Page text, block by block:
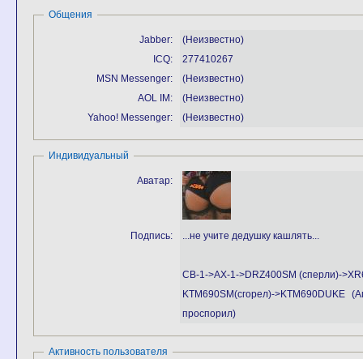
Общения
Jabber:
(Неизвестно)
ICQ:
277410267
MSN Messenger:
(Неизвестно)
AOL IM:
(Неизвестно)
Yahoo! Messenger:
(Неизвестно)
Индивидуальный
Аватар:
Подпись: ...не учите дедушку кашлять...
CB-1->AX-1->DRZ400SM (сперли)-
KTM690SM(сгорел)-
проспорил)
Активность пользователя